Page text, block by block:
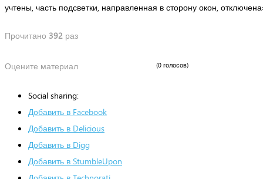
учтены, часть подсветки, направленная в сторону окон,
Прочитано 392 раз
Оцените материал (0 голосов)
Social sharing:
Добавить в Facebook
Добавить в Delicious
Добавить в Digg
Добавить в StumbleUpon